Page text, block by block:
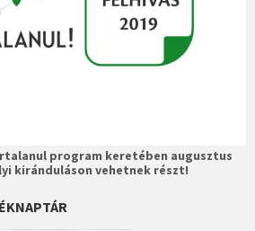
program keretében augusztus
kiránduláson vehetnek részt!